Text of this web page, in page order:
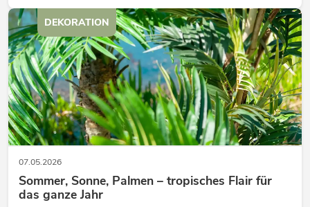
07.05.2026
Sommer, Sonne, Palmen – tropisches Flair für
das ganze Jahr
DEKORATION